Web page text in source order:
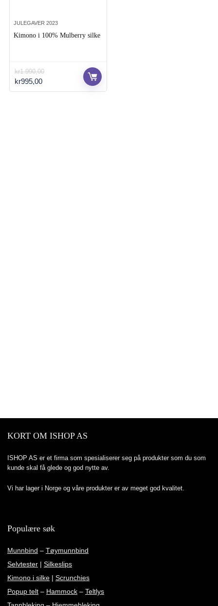
JULEGAVER 2023
Kimono i 100% Mulberry silke
kr1.990,00
Opprinnelig
pris
kr995,00Nåværende
pris
KORT OM ISHOP AS
ISHOP AS er et firma som spesialiserer seg på produkter som du som
kunde skal få glede og god nytte av.
Vi har lager i Norge og våre produkter er av meget god kvalitet.
Populære søk
Munnbind – Tøymunnbind
Selvtester | Silkeslips
Kimono i silke | Scrunchies
Popup telt – Hammock – Teltlys